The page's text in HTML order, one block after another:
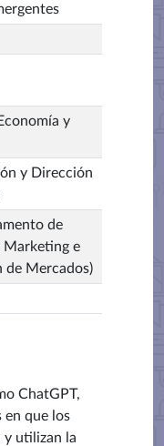
y
y Dirección
de
Marketing e
de Mercados)
ChatGPT,
en que los
y utilizan la